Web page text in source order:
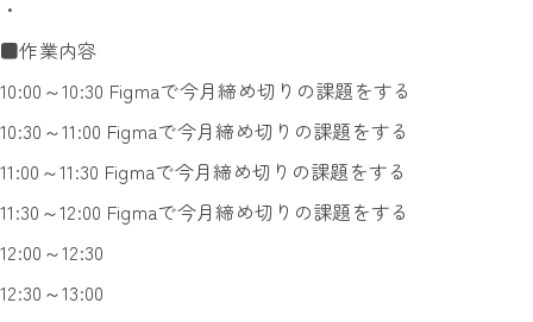
・
■作業内容
10:00～10:30 Figmaで今月締め切りの課題をする
10:30～11:00 Figmaで今月締め切りの課題をする
11:00～11:30 Figmaで今月締め切りの課題をする
11:30～12:00 Figmaで今月締め切りの課題をする
12:00～12:30
12:30～13:00